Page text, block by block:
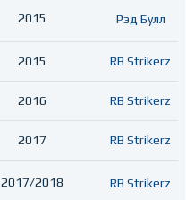
2015 Рэд Булл
2015 RB Strikerz
2016 RB Strikerz
2017 RB Strikerz
2017/2018 RB Strikerz